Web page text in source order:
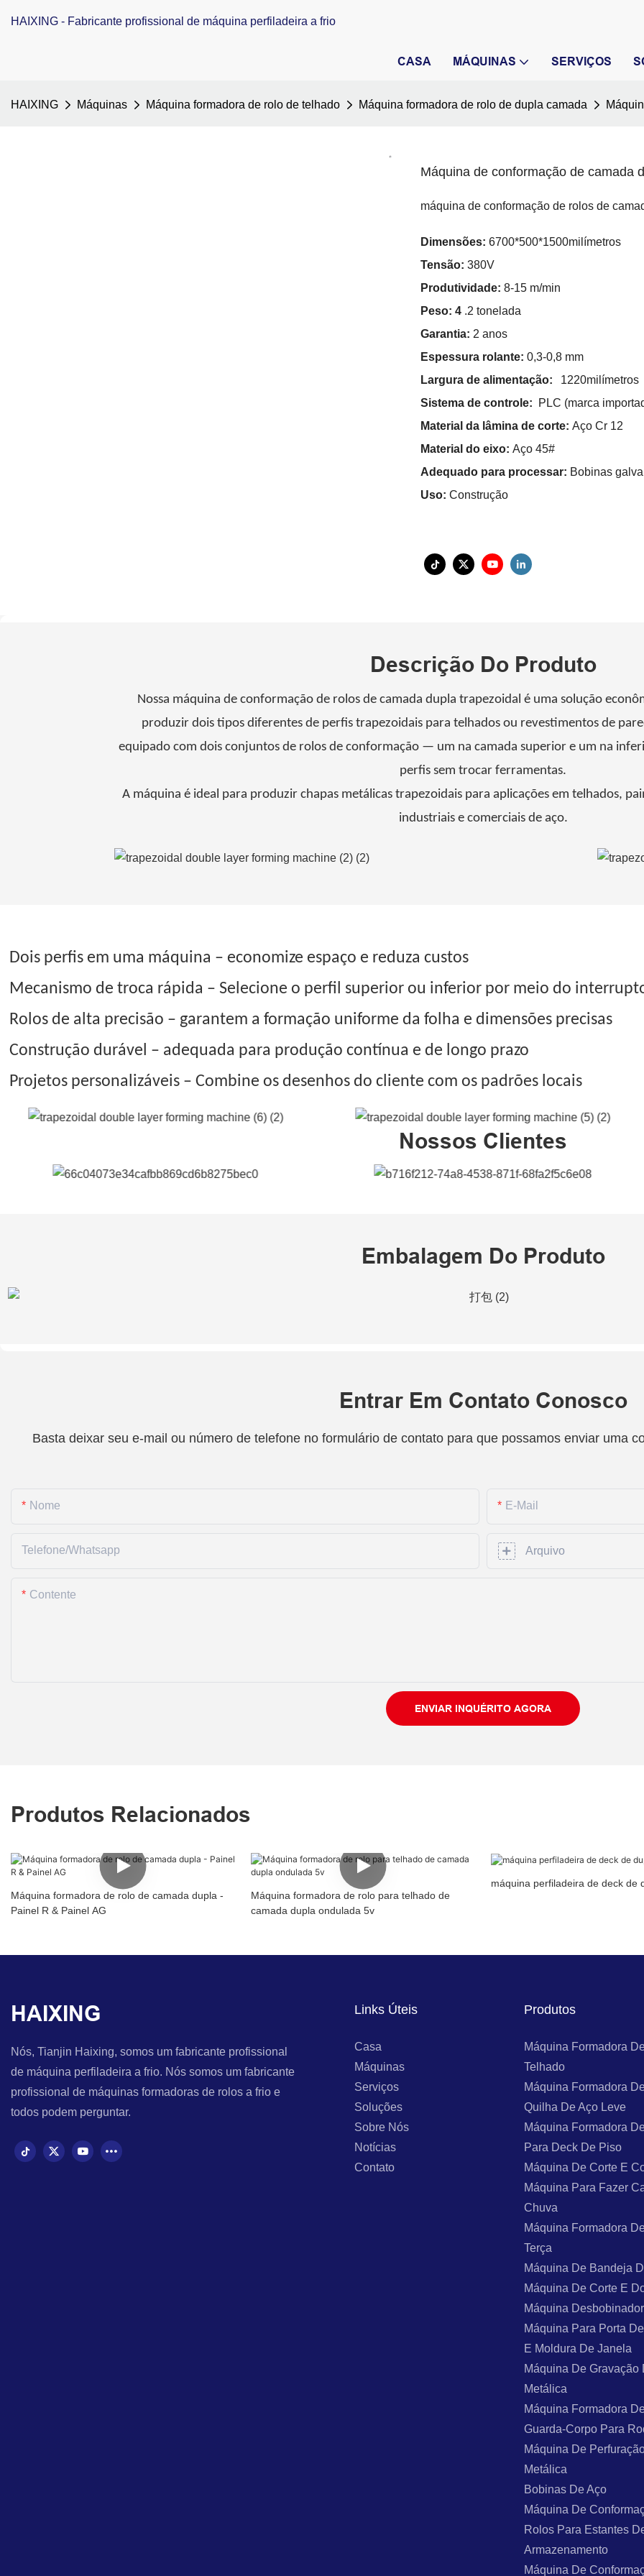
HAIXING - Fabricante profissional de máquina perfiladeira a frio
CASA MÁQUINAS SERVIÇOS
HAIXING Máquinas Máquina formadora de rolo de telhado Máquina formadora de rolo de dupla camada
Máquina de conformação de camada
máquina de conformação de rolos de
Dimensões: 6700*500*1500milímetros
Tensão: 380V
Produtividade: 8-15 m/min
Peso: 4 .2 tonelada
Garantia: 2 anos
Espessura rolante: 0,3-0,8 mm
Largura de alimentação:
1220milímetros
Sistema de controle:
PLC (marca
Material da lâmina de corte: Aço Cr 12
Material do eixo: Aço 45#
Adequado para processar: Bobinas
Uso: Construção
Descrição Do Produto
Nossa máquina de conformação de rolos de camada dupla trapezoidal é uma solução
produzir dois tipos diferentes de perfis trapezoidais para telhados ou revestimentos de
equipado com dois conjuntos de rolos de conformação — um na camada superior e um na
perfis sem trocar ferramentas.
A máquina é ideal para produzir chapas metálicas trapezoidais para aplicações em telhados,
industriais e comerciais de aço.
Dois perfis em uma máquina – economize espaço e reduza custos
Mecanismo de troca rápida – Selecione o perfil superior ou inferior por meio do
Rolos de alta precisão – garantem a formação uniforme da folha e dimensões precisas
Construção durável – adequada para produção contínua e de longo prazo
Projetos personalizáveis – Combine os desenhos do cliente com os padrões locais
Nossos Clientes
Embalagem Do Produto
Entrar Em Contato Conosco
Basta deixar seu e-mail ou número de telefone no formulário de contato para que possamos enviar uma
Nome E-Mail
Telefone/whatsapp Arquivo
Contente
ENVIAR INQUÉRITO AGORA
Produtos Relacionados
Máquina formadora de rolo de camada dupla -
Painel R & Painel AG
Máquina formadora de rolo para telhado de
camada dupla ondulada 5v
máquina perfiladeira de deck de
HAIXING
Nós, Tianjin Haixing, somos um fabricante profissional
de máquina perfiladeira a frio. Nós somos um fabricante
profissional de máquinas formadoras de rolos a frio e
todos podem perguntar.
Links Úteis
Casa
Máquinas
Serviços
Soluções
Sobre Nós
Notícias
Contato
Produtos
Máquina Formadora
Telhado
Máquina Formadora
Quilha De Aço Leve
Máquina Formadora
Para Deck De Piso
Máquina De Corte E
Máquina Para Fazer
Chuva
Máquina Formadora
Terça
Máquina De Bandeja
Máquina De Corte E
Máquina
Máquina Para Porta
E Moldura De Janela
Máquina De Gravação
Metálica
Máquina Formadora
Guarda-Corpo Para
Máquina De
Metálica
Bobinas De Aço
Máquina De
Rolos Para Estantes
Armazenamento
Máquina De